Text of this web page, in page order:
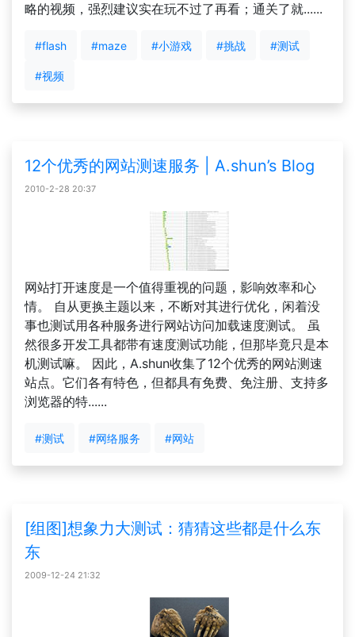
略的视频，强烈建议实在玩不过了再看；通关了就......
#flash #maze #小游戏 #挑战 #测试
#视频
12个优秀的网站测速服务 | A.shun’s Blog
2010-2-28 20:37
网站打开速度是一个值得重视的问题，影响效率和心
情。 自从更换主题以来，不断对其进行优化，闲着没
事也测试用各种服务进行网站访问加载速度测试。 虽
然很多开发工具都带有速度测试功能，但那毕竟只是本
机测试嘛。 因此，A.shun收集了12个优秀的网站测速
站点。它们各有特色，但都具有免费、免注册、支持多
浏览器的特......
#测试 #网络服务 #网站
[组图]想象力大测试：猜猜这些都是什么东
东
2009-12-24 21:32